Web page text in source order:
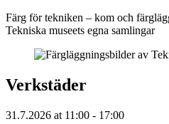
Färg för tekniken – kom och
Tekniska museets egna samlingar
Verkstäder
31.7.2026 at 11:00 - 17:00